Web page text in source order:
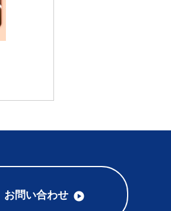
お問い合わせ